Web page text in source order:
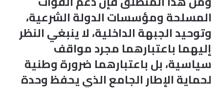
المسلحة ومؤسسات الدولة الشرعية،
وتوحيد الجبهة الداخلية، لا ينبغي النظر
إليهما باعتبارهما مجرد مواقف
سياسية، بل باعتبارهما ضرورة وطنية
لحماية الإطار الجامع الذي يحفظ وحدة